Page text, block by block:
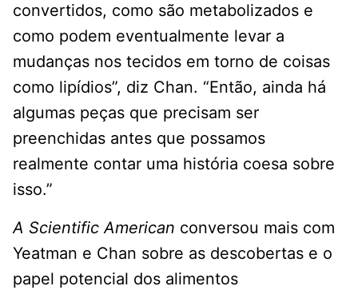
convertidos, como são metabolizados e
como podem eventualmente levar a
mudanças nos tecidos em torno de coisas
como lipídios”, diz Chan. “Então, ainda há
algumas peças que precisam ser
preenchidas antes que possamos
realmente contar uma história coesa sobre
isso.”
A Scientific American conversou mais com
Yeatman e Chan sobre as descobertas e o
papel potencial dos alimentos